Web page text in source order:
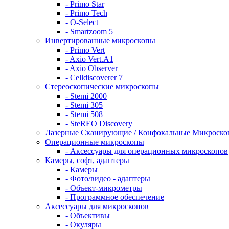
- Primo Star
- Primo Tech
- O-Select
- Smartzoom 5
Инвертированные микроскопы
- Primo Vert
- Axio Vert.A1
- Axio Observer
- Celldiscoverer 7
Стереоскопические микроскопы
- Stemi 2000
- Stemi 305
- Stemi 508
- SteREO Discovery
Лазерные Сканирующие / Конфокальные
Операционные микроскопы
- Аксессуары для операционных микроскопов
Камеры, софт, адаптеры
- Камеры
- Фото/видео - адаптеры
- Объект-микрометры
- Программное обеспечение
Аксессуары для микроскопов
- Объективы
- Окуляры